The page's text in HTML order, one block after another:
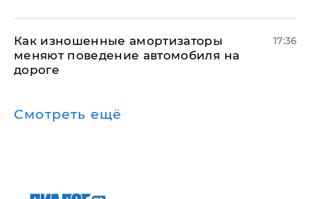
Как изношенные амортизаторы
меняют поведение автомобиля на
дороге
17:36
Смотреть ещё